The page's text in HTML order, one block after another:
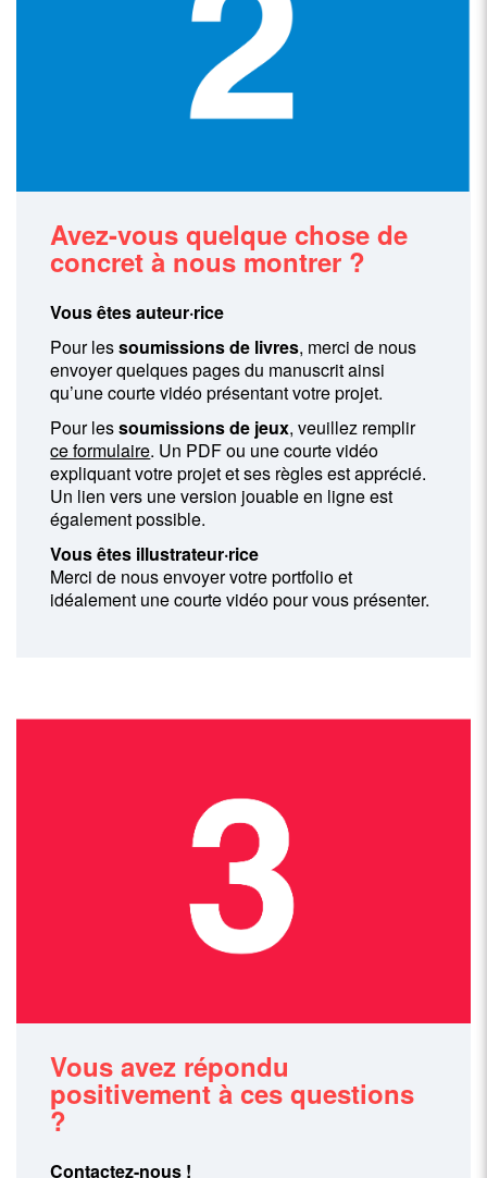
Avez-vous quelque chose de
concret à nous montrer ?
Vous êtes auteur·rice
Pour lessoumissions de livres, merci de nous
envoyer quelques pages du manuscrit ainsi
qu’une courte vidéo présentant votre projet.
Pour lessoumissions de jeux, veuillez remplir
ce formulaire. Un PDF ou une courte vidéo
expliquant votre projet et ses règles est apprécié.
Un lien vers une version jouable en ligne est
également possible.
Vous êtes illustrateur·rice
Merci de nous envoyer votre portfolio et
idéalement une courte vidéo pour vous présenter.
Vous avez répondu
positivement à ces questions
?
Contactez-nous !